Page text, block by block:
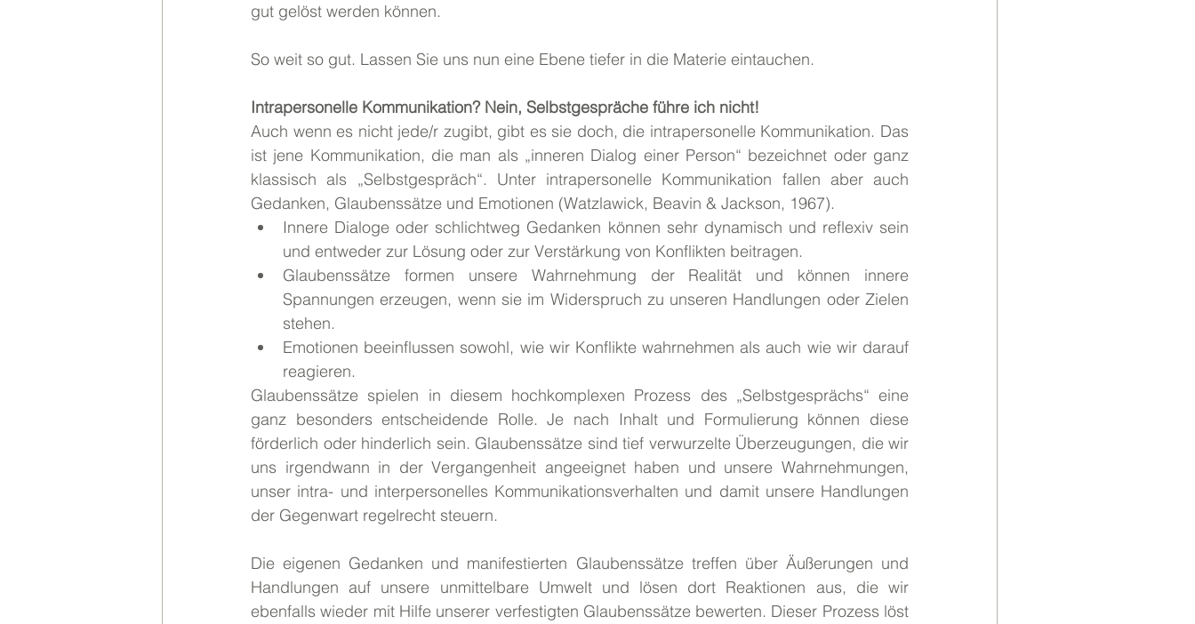
gut gelöst werden können.
So weit so gut. Lassen Sie uns nun eine Ebene tiefer in die Materie eintauchen.
Intrapersonelle Kommunikation? Nein, Selbstgespräche führe ich nicht!
Auch wenn es nicht jede/r zugibt, gibt es sie doch, die intrapersonelle Kommunikation. Das
ist jene Kommunikation, die man als „inneren Dialog einer Person“ bezeichnet oder ganz
klassisch als „Selbstgespräch“. Unter intrapersonelle Kommunikation fallen aber auch
Gedanken, Glaubenssätze und Emotionen (Watzlawick, Beavin & Jackson, 1967).
Innere Dialoge oder schlichtweg Gedanken können sehr dynamisch und reflexiv sein
und entweder zur Lösung oder zur Verstärkung von Konflikten beitragen.
Glaubenssätze formen unsere Wahrnehmung der Realität und können innere
Spannungen erzeugen, wenn sie im Widerspruch zu unseren Handlungen oder Zielen
stehen.
Emotionen beeinflussen sowohl, wie wir Konflikte wahrnehmen als auch wie wir darauf
reagieren.
Glaubenssätze spielen in diesem hochkomplexen Prozess des „Selbstgesprächs“ eine
ganz besonders entscheidende Rolle. Je nach Inhalt und Formulierung können diese
förderlich oder hinderlich sein. Glaubenssätze sind tief verwurzelte Überzeugungen, die wir
uns irgendwann in der Vergangenheit angeeignet haben und unsere Wahrnehmungen,
unser intra- und interpersonelles Kommunikationsverhalten und damit unsere Handlungen
der Gegenwart regelrecht steuern.
Die eigenen Gedanken und manifestierten Glaubenssätze treffen über Äußerungen und
Handlungen auf unsere unmittelbare Umwelt und lösen dort Reaktionen aus, die wir
ebenfalls wieder mit Hilfe unserer verfestigten Glaubenssätze bewerten. Dieser Prozess löst